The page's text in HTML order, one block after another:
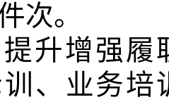
次。
升增强履
、业务培